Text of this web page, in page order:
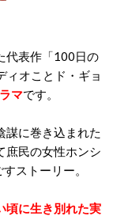
代表作「100日の
ィオことド・ギョ
マです。
謀に巻き込まれた
庶民の女性ホンシ
ストーリー。
頃に生き別れた実